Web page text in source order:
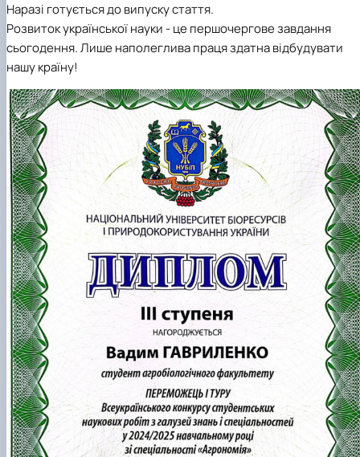
Наразі готується до випуску стаття.
Розвиток української науки - це першочергове завдання
сьогодення. Лише наполеглива праця здатна відбудувати
нашу країну!